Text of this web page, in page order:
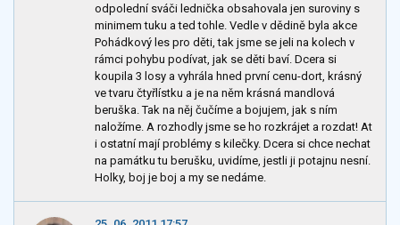
odpolední sváči lednička obsahovala jen suroviny s
minimem tuku a ted tohle. Vedle v dědině byla akce
Pohádkový les pro děti, tak jsme se jeli na kolech v
rámci pohybu podívat, jak se děti baví. Dcera si
koupila 3 losy a vyhrála hned první cenu-dort, krásný
ve tvaru čtyřlístku a je na něm krásná mandlová
beruška. Tak na něj čučíme a bojujem, jak s ním
naložíme. A rozhodly jsme se ho rozkrájet a rozdat! At
i ostatní mají problémy s kilečky. Dcera si chce nechat
na památku tu berušku, uvidíme, jestli ji potajnu nesní.
Holky, boj je boj a my se nedáme.